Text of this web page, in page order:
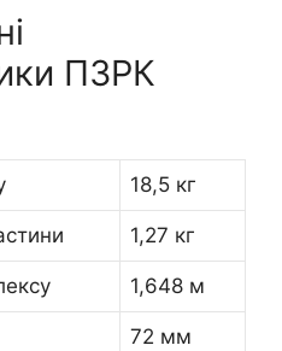
ПЗРК
18,5 кг
1,27 кг
1,648 м
72 мм